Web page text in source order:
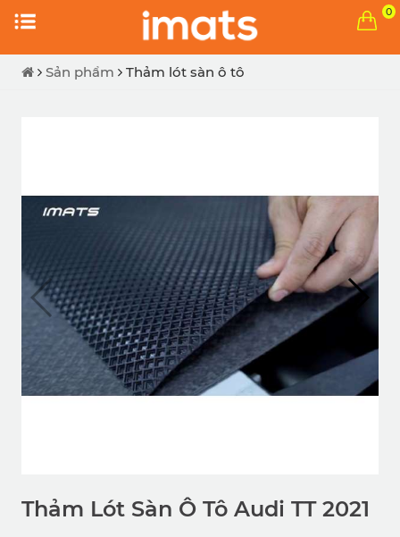
0
Sản phẩm Thảm lót sàn ô tô
Thảm Lót Sàn Ô Tô Audi TT 2021